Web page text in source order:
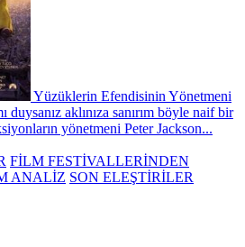
Yüzüklerin Efendisinin Yönetmeni
aklınıza sanırım böyle naif bir
yönetmeni Peter Jackson...
FİLM FESTİVALLERİNDEN
ANALİZ SON ELEŞTİRİLER